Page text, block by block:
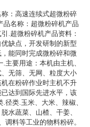
：高速连续式超微粉碎
品名称：超微粉碎机产品
.超微粉碎机产品资料：
缺点，开发研制的新型
能同时完成微粉碎和微
要用途：本机由主机、
无筛、无网、粒度大小
在粉碎作业时主机不升
达到国际先进水平，该
类.玉米、大米、辣椒、
水蔬菜、山楂、干姜、
料等工业的物料粉碎。